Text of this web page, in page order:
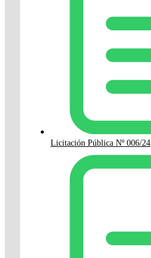
Licitación Pública Nº 006/24